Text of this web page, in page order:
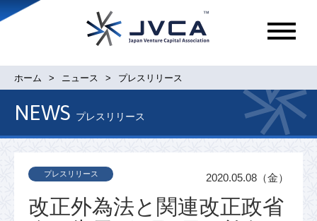
メ
ュ
ホーム ニュース プレスリリース
NEWS プレスリリース
改正外為法と関連改正政省
プレスリリース 2020.05.08（金）